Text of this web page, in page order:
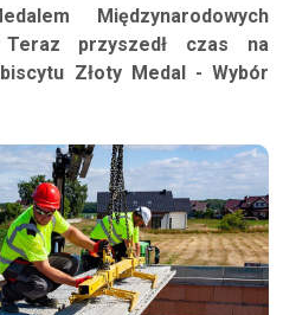
Międzynarodowych
przyszedł czas na
Złoty Medal - Wybór